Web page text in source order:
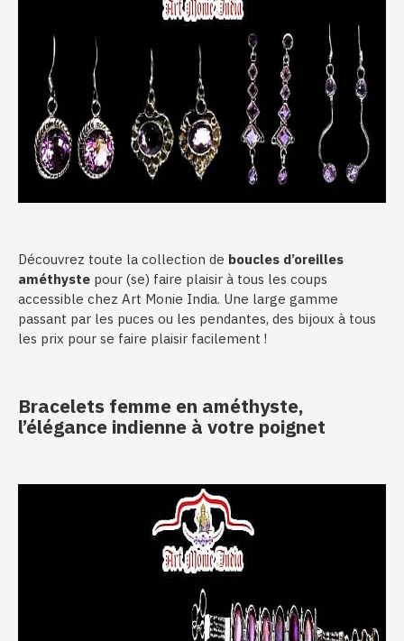
Découvrez toute la collection de boucles d’oreilles
améthyste pour (se) faire plaisir à tous les coups
accessible chez Art Monie India. Une large gamme
passant par les puces ou les pendantes, des bijoux à tous
les prix pour se faire plaisir facilement !
Bracelets femme en améthyste,
l’élégance indienne à votre poignet